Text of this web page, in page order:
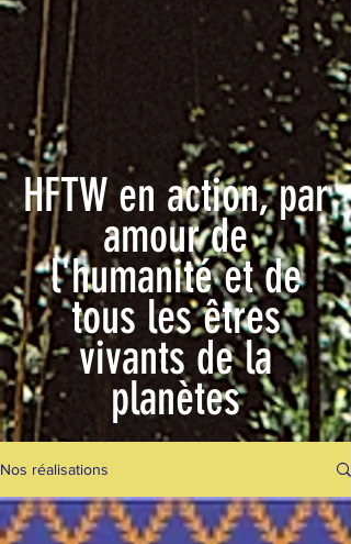
HFTW en action, par
amour de
l'humanité et de
tous les êtres
vivants de la
planètes
Nos réalisations